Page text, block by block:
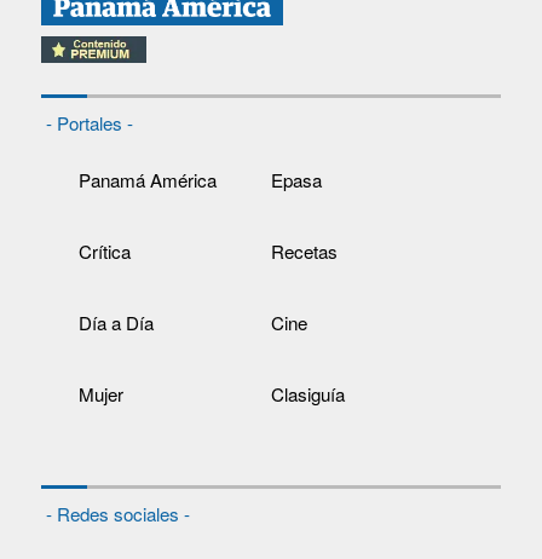
- Portales -
Panamá América Epasa
Crítica Recetas
Día a Día Cine
Mujer Clasiguía
- Redes sociales -